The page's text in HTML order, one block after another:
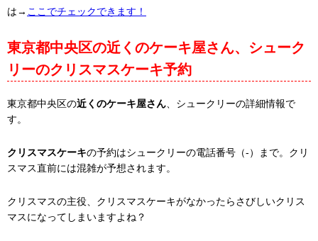
は→ ここでチェックできます！
東京都中央区の近くのケーキ屋さん、シューク
リーのクリスマスケーキ予約
東京都中央区の近くのケーキ屋さん 、シュークリーの詳細情報で
す。
クリスマスケーキの予約はシュークリーの電話番号（-）まで。クリ
スマス直前には混雑が予想されます。
クリスマスの主役、クリスマスケーキがなかったらさびしいクリス
マスになってしまいますよね？